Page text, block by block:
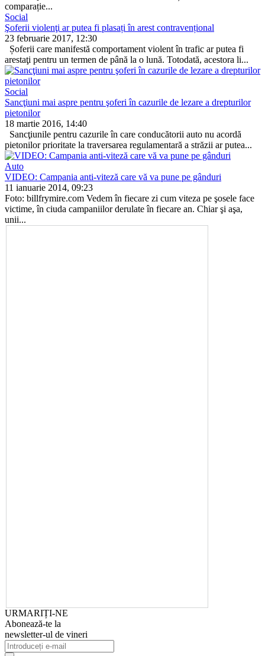
comparație...
Social
Şoferii violenţi ar putea fi plasați în arest contravențional
23 februarie 2017, 12:30
Șoferii care manifestă comporta­ment violent în trafic ar putea fi
arestaţi pentru un termen de până la o lună. Totodată, acestora li...
Social
Sancţiuni mai aspre pentru şoferi în cazurile de lezare a drepturilor
pietonilor
18 martie 2016, 14:40
Sancţiunile pentru cazurile în care conducătorii auto nu acordă
pieto­nilor prioritate la traversarea re­gulamentară a străzii ar putea...
Auto
VIDEO: Campania anti-viteză care vă va pune pe gânduri
11 ianuarie 2014, 09:23
Foto: billfrymire.com Vedem în fiecare zi cum viteza pe şosele face
victime, în ciuda campaniilor derulate în fiecare an. Chiar şi aşa,
unii...
URMARIȚI-NE
Abonează-te la
newsletter-ul de vineri